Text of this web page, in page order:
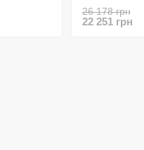
26 178 грн
22 251 грн